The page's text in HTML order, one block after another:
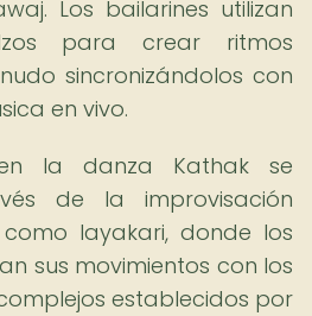
Los bailarines utilizan
para crear ritmos
sincronizándolos con
en vivo.
la danza Kathak se
de la improvisación
layakari, donde los
sus movimientos con los
establecidos por